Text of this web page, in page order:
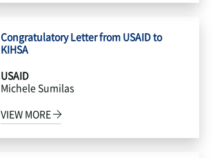
Congratulatory Letter from USAID to
KIHSA
USAID
Michele Sumilas
VIEW MORE